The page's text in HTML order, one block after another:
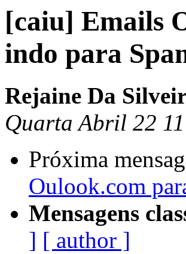
[caiu] Emails
indo para
Rejaine Da
Quarta Abril 22
Próxima
Oulook.com
Mensagens
] [ author ]